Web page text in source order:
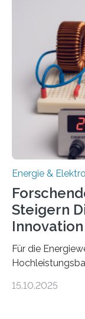
Sozialfonds
Gesamtsumme
Damit zählt die
Gewinnerinnen
Bayerischen
Mittelpunkt
Energie &
Steigern
Innovation
Für die
Doch mit der
15.10.2025